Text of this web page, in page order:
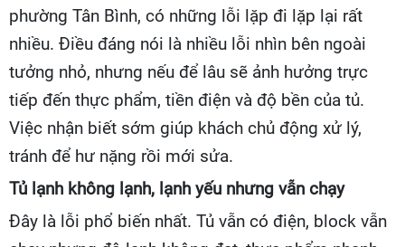
phường Tân Bình, có những lỗi lặp đi lặp lại rất
nhiều. Điều đáng nói là nhiều lỗi nhìn bên ngoài
tưởng nhỏ, nhưng nếu để lâu sẽ ảnh hưởng trực
tiếp đến thực phẩm, tiền điện và độ bền của tủ.
Việc nhận biết sớm giúp khách chủ động xử lý,
tránh để hư nặng rồi mới sửa.
Tủ lạnh không lạnh, lạnh yếu nhưng vẫn chạy
Đây là lỗi phổ biến nhất. Tủ vẫn có điện, block vẫn